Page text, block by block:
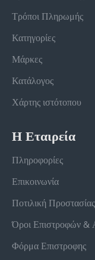
Τρόποι Πληρωμής
Κατηγορίες
Μάρκες
Κατάλογος
Χάρτης ιστότοπου
Η Εταιρεία
Πληροφορίες
Επικοινωνία
Ποτιλική
Όροι Επιστροφών &
Φόρμα Επιστροφης